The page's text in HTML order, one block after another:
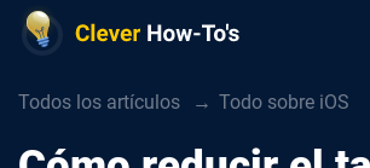
Todos los artículos Todo sobre iOS